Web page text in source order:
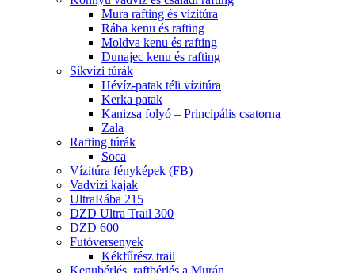
Mura rafting és vízitúra
Rába kenu és rafting
Moldva kenu és rafting
Dunajec kenu és rafting
Síkvízi túrák
Hévíz-patak téli vízitúra
Kerka patak
Kanizsa folyó – Principális csatorna
Zala
Rafting túrák
Soca
Vízitúra fényképek (FB)
Vadvízi kajak
UltraRába 215
DZD Ultra Trail 300
DZD 600
Futóversenyek
Kékfűrész trail
Kenubérlés, raftbérlés a Murán